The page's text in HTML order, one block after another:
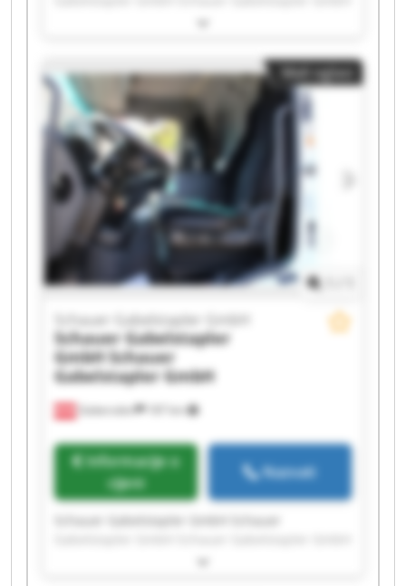
Schauer Gabelstapler GmbH Schauer
Schauer Gabelstapler GmbH Schauer
Gabelstapler GmbH Schauer Gabelstapler GmbH
Schauer Gabelstapler GmbH Schauer
Gabelstapler GmbH Schauer Gabelstapler GmbH
Schauer Gabelstapler GmbH Schauer
Gabelstapler GmbH Schauer Gabelstapler GmbH
Schauer Gabelstapler GmbH Schauer
Gabelstapler GmbH Schauer Gabelstapler GmbH
Schauer Gabelstapler GmbH Schauer
Gabelstapler GmbH
Mali oglasi
Gabersdorf 187 km
Schauer Gabelstapler GmbH
Schauer Gabelstapler
GmbH Schauer
Gabelstapler GmbH
Informacije o
cijeni
Nazvati
Schauer Gabelstapler GmbH Schauer
Schauer Gabelstapler GmbH Schauer